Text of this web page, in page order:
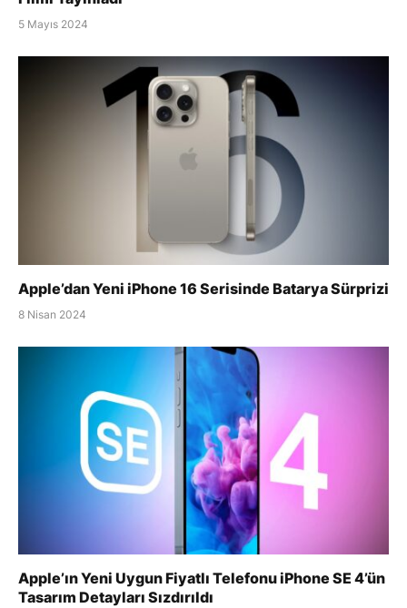
5 Mayıs 2024
Apple’dan Yeni iPhone 16 Serisinde Batarya Sürprizi
8 Nisan 2024
Apple’ın Yeni Uygun Fiyatlı Telefonu iPhone SE 4’ün
Tasarım Detayları Sızdırıldı